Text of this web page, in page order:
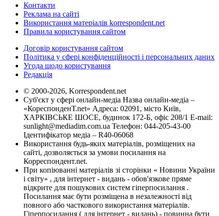
Контакти
Реклама на сайті
Використання матеріалів korrespondent.net
Правила користування сайтом
Договір користування сайтом
Політика у сфері конфіденційності і персональних даних
Угода щодо користування
Редакція
© 2000-2026, Korrespondent.net
Суб'єкт у сфері онлайн-медіа Назва онлайн-медіа –
«КореспонденТ.net» Адреса: 02091, місто Київ,
ХАРКІВСЬКЕ ШОСЕ, будинок 172-Б, офіс 208/1 E-mail:
sunlight@mediadim.com.ua Телефон: 044-205-43-00
Ідентифікатор медіа – R40-06068
Використання будь-яких матеріалів, розміщених на
сайті, дозволяється за умови посилання на
Корреспондент.net.
При копіюванні матеріалів зі сторінки « Новини України
і світу» , для інтернет - видань - обов'язкове пряме
відкрите для пошукових систем гіперпосилання .
Посилання має бути розміщена в незалежності від
повного або часткового використання матеріалів.
Гіперпосилання ( для інтернет - видань) - повинна бути